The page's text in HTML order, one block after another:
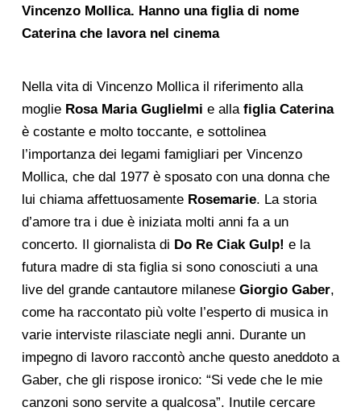
Vincenzo Mollica. Hanno una figlia di nome
Caterina che lavora nel cinema
Nella vita di Vincenzo Mollica il riferimento alla
moglie Rosa Maria Guglielmi e alla figlia Caterina
è costante e molto toccante, e sottolinea
l’importanza dei legami famigliari per Vincenzo
Mollica, che dal 1977 è sposato con una donna che
lui chiama affettuosamente Rosemarie. La storia
d’amore tra i due è iniziata molti anni fa a un
concerto. Il giornalista di Do Re Ciak Gulp! e la
futura madre di sta figlia si sono conosciuti a una
live del grande cantautore milanese Giorgio Gaber,
come ha raccontato più volte l’esperto di musica in
varie interviste rilasciate negli anni. Durante un
impegno di lavoro raccontò anche questo aneddoto a
Gaber, che gli rispose ironico: “Si vede che le mie
canzoni sono servite a qualcosa”. Inutile cercare